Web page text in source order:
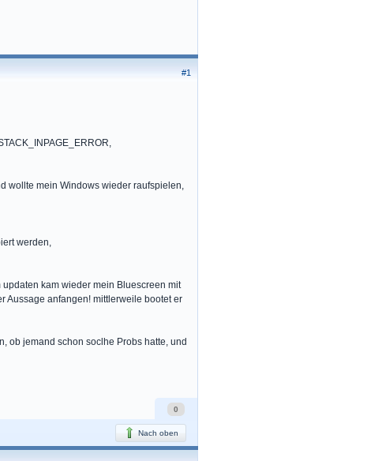
#1
wollte mein Windows wieder raufspielen,
werden,
kam wieder mein Bluescreen mit
Aussage anfangen! mittlerweile bootet er
ob jemand schon soclhe Probs hatte, und
0
Nach oben